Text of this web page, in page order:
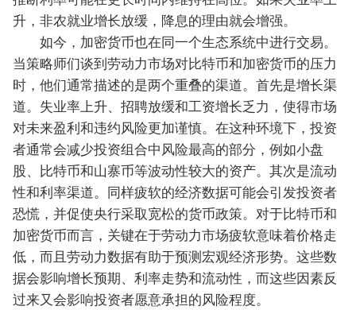
升，非农就业增长放缓，降息的理由就会增强。
如今，加密货币也在同一个生态系统中进行交易。
当策略师们谈到劳动力市场对比特币和加密货币的压力
时，他们通常描述的是两个重叠的渠道。首先是增长渠
道。失业率上升、招聘放缓和工资增长乏力，使得市场
对未来盈利和违约风险更加谨慎。在这种环境下，投资
者通常会减少投资组合中风险最高的部分，例如小盘
股、比特币和山寨币等波动性较大的资产。其次是流动
性和利率渠道。同样疲软的经济数据可能会引发投资者
恐慌，并促使央行采取宽松的货币政策。对于比特币和
加密货币而言，关键在于劳动力市场疲软意味着价格走
低，而且劳动力数据有助于预测宏观经济形势。这些数
据会影响增长预期、利率走势和流动性，而这些因素反
过来又会影响投资者愿意承担的风险程度。